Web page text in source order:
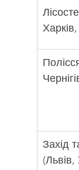
Захід